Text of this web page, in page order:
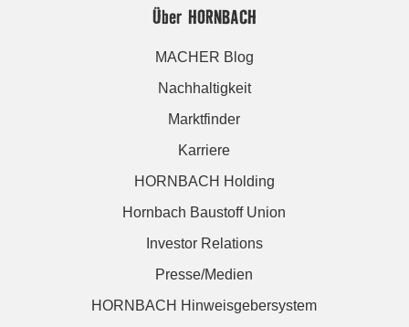
Über HORNBACH
MACHER Blog
Nachhaltigkeit
Marktfinder
Karriere
HORNBACH Holding
Hornbach Baustoff Union
Investor Relations
Presse/Medien
HORNBACH Hinweisgebersystem